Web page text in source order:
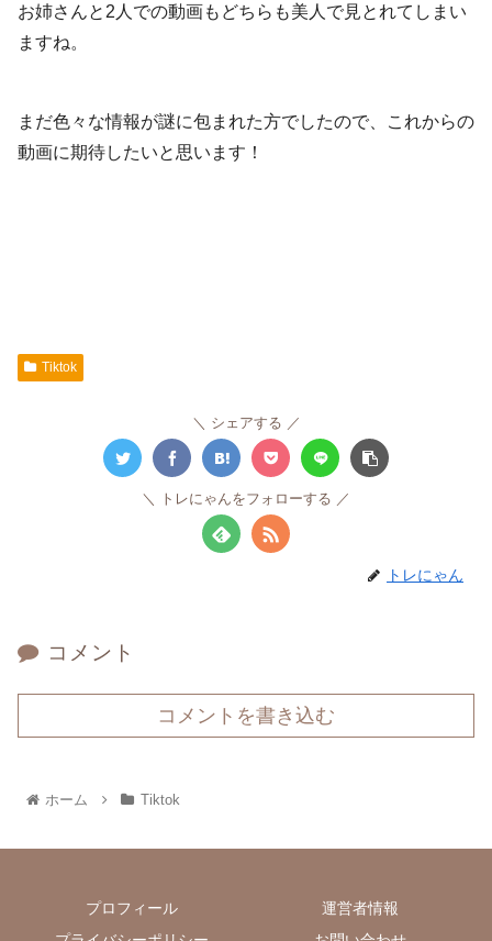
お姉さんと2人での動画もどちらも美人で見とれてしまい
ますね。
まだ色々な情報が謎に包まれた方でしたので、これからの
動画に期待したいと思います！
Tiktok
シェアする
トレにゃんをフォローする
トレにゃん
コメント
コメントを書き込む
ホーム Tiktok
プロフィール
運営者情報